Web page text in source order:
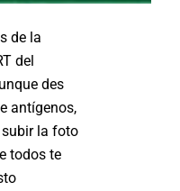
de la
del
des
antígenos,
la foto
todos te